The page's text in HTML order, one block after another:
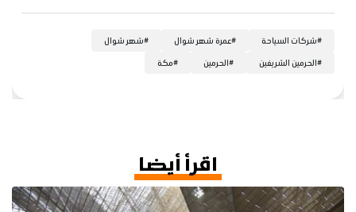
#شركات السياحة #عمرة شهر شوال #شهر شوال
#الحرمين الشريفين #الحرمين #مكة
اقرأ أيضا